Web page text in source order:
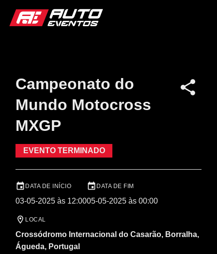
Campeonato do
Mundo Motocross
MXGP
EVENTO TERMINADO
DATA DE INÍCIO
03-05-2025 às 12:00
DATA DE FIM
05-05-2025 às 00:00
LOCAL
Crossódromo Internacional do Casarão, Borralha,
Águeda, Portugal